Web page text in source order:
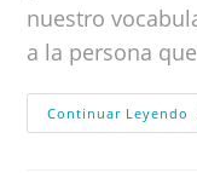
nuestro
a la persona
Continuar Leyendo